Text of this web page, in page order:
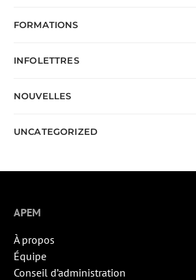
FORMATIONS
INFOLETTRES
NOUVELLES
UNCATEGORIZED
APEM
À propos
Équipe
Conseil d’administration